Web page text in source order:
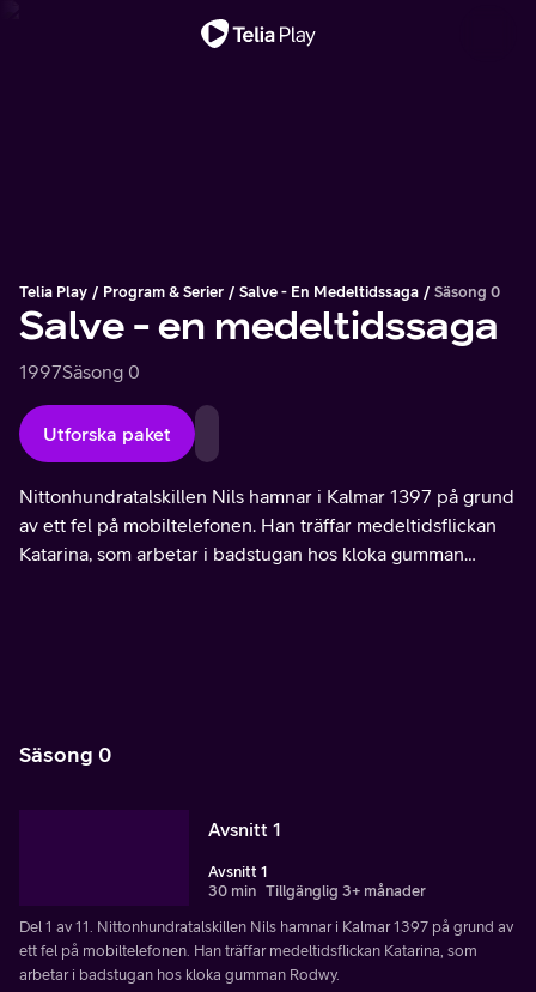
Telia Play Program & Serier Salve - En Medeltidssaga Säsong 0
Salve - en medeltidssaga
1997Säsong 0
Utforska paket
Nittonhundratalskillen Nils hamnar i Kalmar 1397 på grund
av ett fel på mobiltelefonen. Han träffar medeltidsflickan
Katarina, som arbetar i badstugan hos kloka gumman
Säsong 0
Avsnitt 1
Avsnitt 1
30 min Tillgänglig 3+ månader
Del 1 av 11. Nittonhundratalskillen Nils hamnar i Kalmar 1397 på grund av
ett fel på mobiltelefonen. Han träffar medeltidsflickan Katarina, som
arbetar i badstugan hos kloka gumman Rodwy.